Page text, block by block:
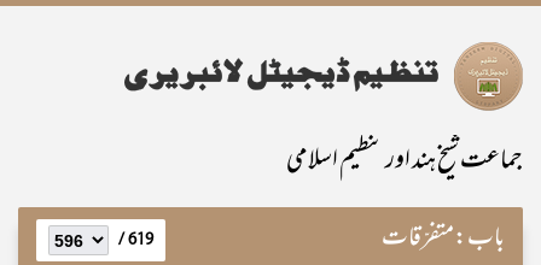
جماعت شیخ ہند اور تنظیم اسلامی
باب:متفرّقات 619 /